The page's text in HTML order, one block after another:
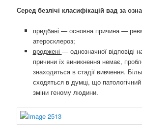
Серед безлічі класифікацій вад за
придбані — основна причина —
атеросклероз;
вроджені — однозначної відповіді
причини їх виникнення немає,
знаходиться в стадії вивчення.
сходяться в думці, що
зміни геному людини.